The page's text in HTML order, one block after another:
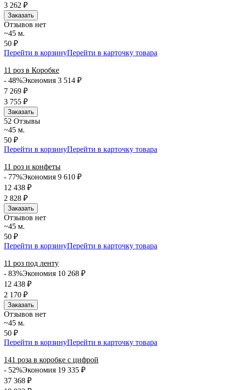
3 262 ₽
Заказать
Отзывов нет
~45 м.
50 ₽
Перейти в корзинуПерейти в карточку товара
11 роз в Коробке
- 48%Экономия 3 514 ₽
7 269 ₽
3 755 ₽
Заказать
52 Отзывы
~45 м.
50 ₽
Перейти в корзинуПерейти в карточку товара
11 роз и конфеты
- 77%Экономия 9 610 ₽
12 438 ₽
2 828 ₽
Заказать
Отзывов нет
~45 м.
50 ₽
Перейти в корзинуПерейти в карточку товара
11 роз под ленту
- 83%Экономия 10 268 ₽
12 438 ₽
2 170 ₽
Заказать
Отзывов нет
~45 м.
50 ₽
Перейти в корзинуПерейти в карточку товара
141 роза в коробке с цифрой
- 52%Экономия 19 335 ₽
37 368 ₽